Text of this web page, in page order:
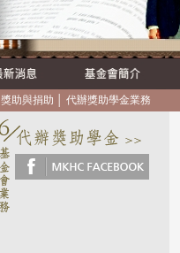
獎助與捐助 代辦獎助學金業務